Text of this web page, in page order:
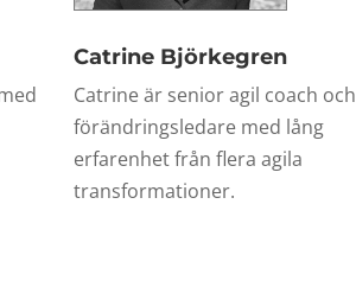
Catrine Björkegren
Catrine är senior agil coach och
förändringsledare med lång
erfarenhet från flera agila
transformationer.